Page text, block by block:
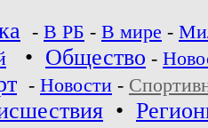
- В РБ - В мире -
• Общество -
- Новости -
•